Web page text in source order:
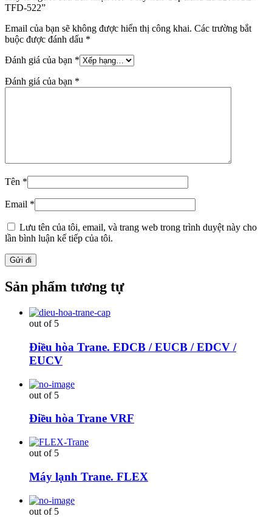
TFD-522”
Email của bạn sẽ không được hiển thị công khai. Các trường bắt
buộc được đánh dấu *
Đánh giá của bạn *
Đánh giá của bạn *
Tên *
Email *
Lưu tên của tôi, email, và trang web trong trình duyệt này cho
lần bình luận kế tiếp của tôi.
Sản phẩm tương tự
out of 5
Điều hòa Trane. EDCB / EUCB / EDCV /
EUCV
out of 5
Điều hòa Trane VRF
out of 5
Máy lạnh Trane. FLEX
out of 5